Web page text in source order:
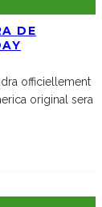
DE
officiellement
original sera